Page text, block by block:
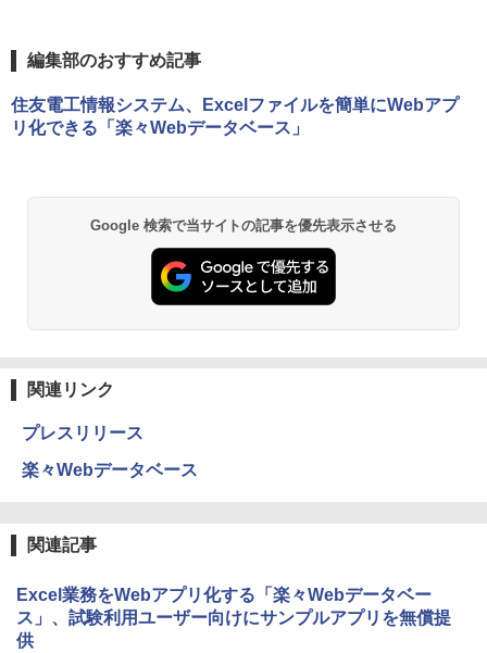
編集部のおすすめ記事
住友電工情報システム、Excelファイルを簡単にWebアプ
リ化できる「楽々Webデータベース」
Google 検索で当サイトの記事を優先表示させる
関連リンク
プレスリリース
楽々Webデータベース
関連記事
Excel業務をWebアプリ化する「楽々Webデータベー
ス」、試験利用ユーザー向けにサンプルアプリを無償提
供